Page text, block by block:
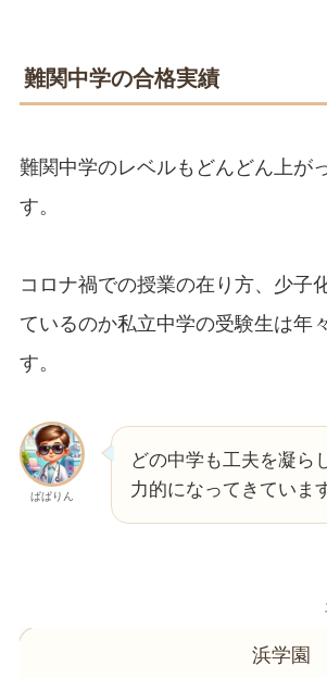
難関中学の合格実績
難関中学のレベルもどんどん上が
す。
コロナ禍での授業の在り方、少子
ているのか私立中学の受験生は年
す。
ぱぱりん
どの中学も工夫を凝ら
力的になってきていま
浜学園